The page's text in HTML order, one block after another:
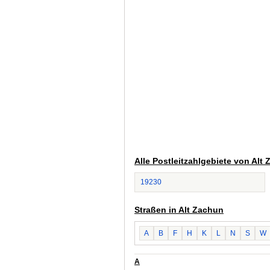
Alle Postleitzahlgebiete von Alt
19230
Straßen in Alt Zachun
A B F H K L N S W
A